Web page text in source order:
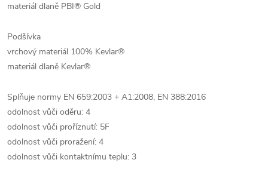
materiál dlaně PBI® Gold
Podšívka
vrchový materiál 100% Kevlar®
materiál dlaně Kevlar®
Splňuje normy EN 659:2003 + A1:2008, EN 388:2016
odolnost vůči oděru: 4
odolnost vůči proříznutí: 5F
odolnost vůči proražení: 4
odolnost vůči kontaktnímu teplu: 3